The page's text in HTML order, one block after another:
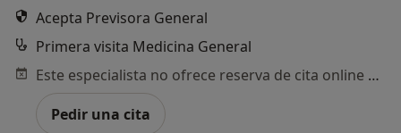
Acepta Previsora General
Primera visita Medicina General
Este especialista no ofrece reserva de cita online en esta dirección.
Pedir una cita